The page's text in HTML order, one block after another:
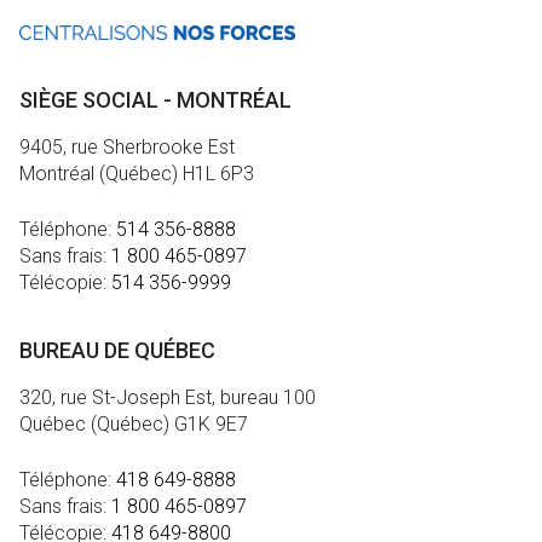
SIÈGE SOCIAL - MONTRÉAL
9405, rue Sherbrooke Est
Montréal (Québec) H1L 6P3
Téléphone: 514 356-8888
Sans frais: 1 800 465-0897
Télécopie: 514 356-9999
BUREAU DE QUÉBEC
320, rue St-Joseph Est, bureau 100
Québec (Québec) G1K 9E7
Téléphone: 418 649-8888
Sans frais: 1 800 465-0897
Télécopie: 418 649-8800